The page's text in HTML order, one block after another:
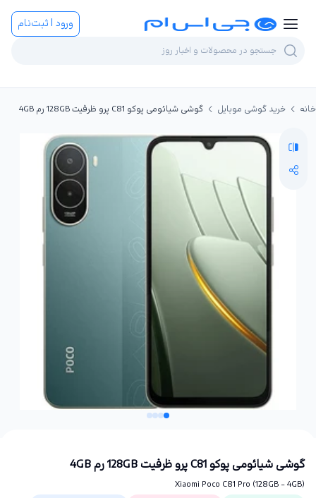
ورود | ثبت‌نام
خانه خرید گوشی موبایل گوشی شیائومی پوکو C81 پرو ظرفیت 128GB رم 4GB
گوشی شیائومی پوکو C81 پرو ظرفیت 128GB رم 4GB
Xiaomi Poco C81 Pro (128GB - 4GB)